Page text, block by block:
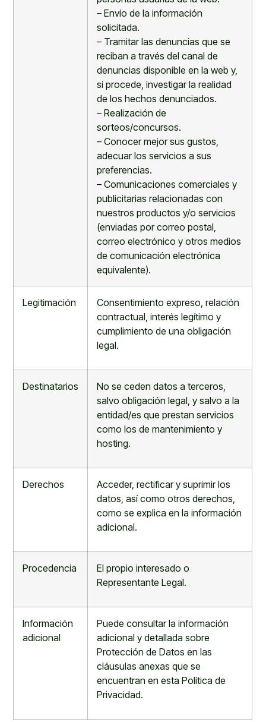
–Envío de la información
solicitada.
– Tramitar las denuncias que se
reciban a través del canal de
denunciasdisponible en la web y,
si procede, investigar la realidad
de los hechos denunciados.
–Realización de
sorteos/concursos.
–Conocer mejorsus gustos,
adecuar los servicios a sus
preferencias.
–Comunicaciones comerciales y
publicitarias relacionadas con
nuestros productos y/o servicios
(enviadaspor correo postal,
correo electrónico y otros medios
de comunicación electrónica
equivalente).
Legitimación
Consentimiento expreso, relación
contractual, interés legítimo y
cumplimiento de una obligación
legal.
Destinatarios
No se ceden datos a terceros,
salvo obligación legal, y salvo a la
entidad/es que prestan servicios
como los de mantenimiento y
hosting.
Derechos
Acceder, rectificar y suprimir los
datos, así como otros derechos,
como se explica en la información
adicional.
Procedencia
El propio interesado o
Representante Legal.
Información
adicional
Puede consultar la información
adicional y detallada sobre
Protección de Datos en las
cláusulas anexas que se
encuentran en esta Política de
Privacidad.